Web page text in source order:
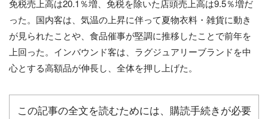
免税売上高は20.1％増、免税を除いた店頭売上高は9.5％増だ
った。国内客は、気温の上昇に伴って夏物衣料・雑貨に動き
が見られたことや、食品催事が堅調に推移したことで前年を
上回った。インバウンド客は、ラグジュアリーブランドを中
心とする高額品が伸長し、全体を押し上げた。
この記事の全文を読むためには、購読手続きが必要